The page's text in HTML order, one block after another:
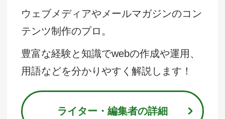
ウェブメディアやメールマガジンのコン
テンツ制作のプロ。
豊富な経験と知識でwebの作成や運用、
用語などを分かりやすく解説します！
ライター・編集者の詳細